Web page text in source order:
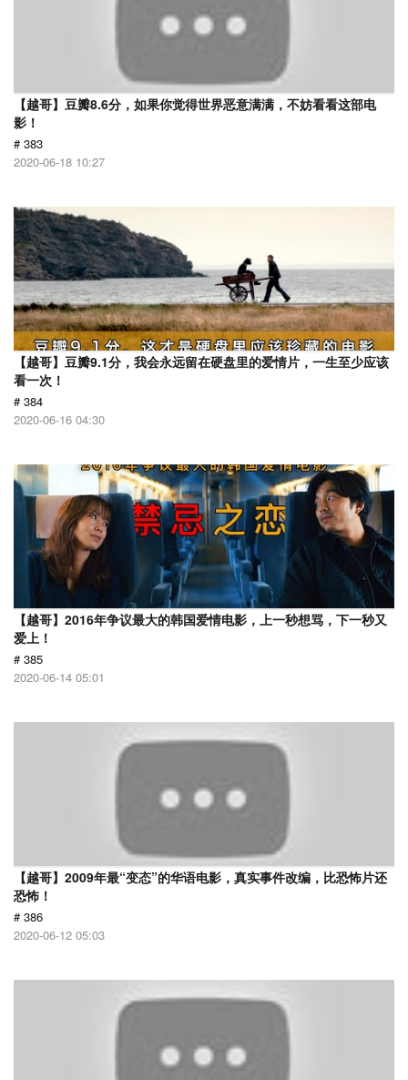
【越哥】豆瓣8.6分，如果你觉得世界恶意满满，不妨看看这部电
影！
# 383
2020-06-18 10:27
【越哥】豆瓣9.1分，我会永远留在硬盘里的爱情片，一生至少应该
看一次！
# 384
2020-06-16 04:30
【越哥】2016年争议最大的韩国爱情电影，上一秒想骂，下一秒又
爱上！
# 385
2020-06-14 05:01
【越哥】2009年最“变态”的华语电影，真实事件改编，比恐怖片还
恐怖！
# 386
2020-06-12 05:03